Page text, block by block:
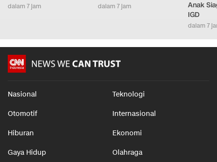
dalam 7 jam dalam 7 jam
Anak
IGD
dalam 7
Nasional Teknologi
Otomotif Internasional
Hiburan Ekonomi
Gaya Hidup Olahraga